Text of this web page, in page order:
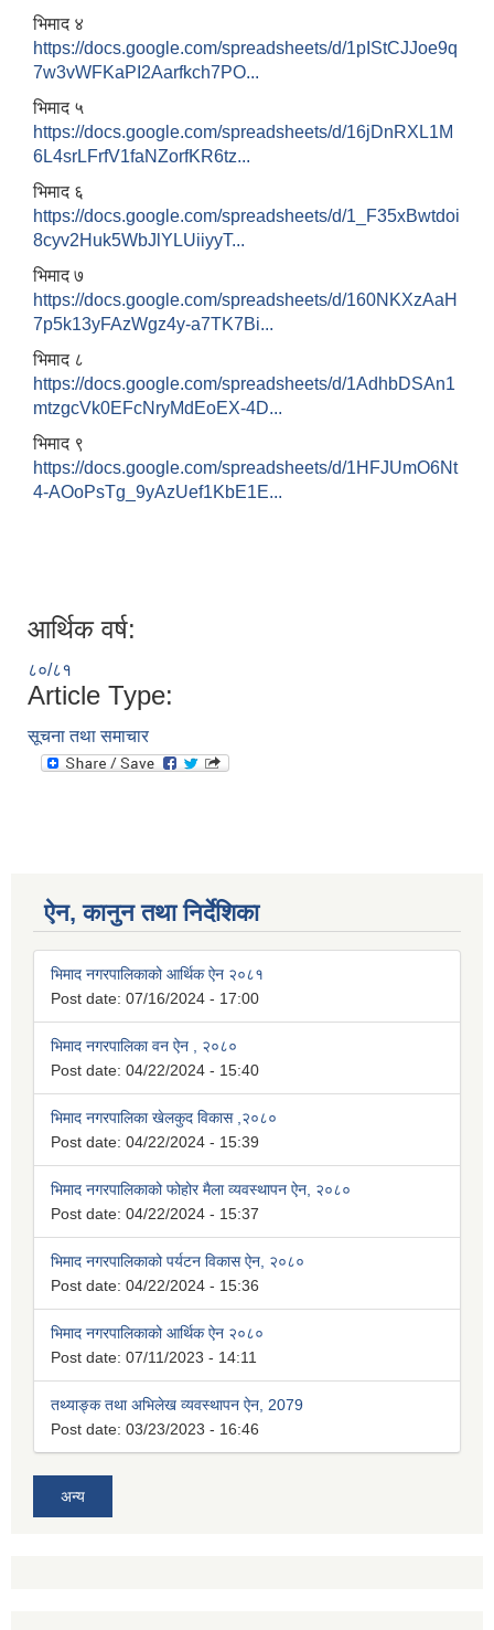
भिमाद ४
https://docs.google.com/spreadsheets/d/1pIStCJJoe9q
7w3vWFKaPI2Aarfkch7PO...
भिमाद ५
https://docs.google.com/spreadsheets/d/16jDnRXL1M
6L4srLFrfV1faNZorfKR6tz...
भिमाद ६
https://docs.google.com/spreadsheets/d/1_F35xBwtdoi
8cyv2Huk5WbJlYLUiiyyT...
भिमाद ७
https://docs.google.com/spreadsheets/d/160NKXzAaH
7p5k13yFAzWgz4y-a7TK7Bi...
भिमाद ८
https://docs.google.com/spreadsheets/d/1AdhbDSAn1
mtzgcVk0EFcNryMdEoEX-4D...
भिमाद ९
https://docs.google.com/spreadsheets/d/1HFJUmO6Nt
4-AOoPsTg_9yAzUef1KbE1E...
आर्थिक वर्ष:
८०/८१
Article Type:
सूचना तथा समाचार
ऐन, कानुन तथा निर्देशिका
भिमाद नगरपालिकाको आर्थिक ऐन २०८१
Post date: 07/16/2024 - 17:00
भिमाद नगरपालिका वन ऐन , २०८०
Post date: 04/22/2024 - 15:40
भिमाद नगरपालिका खेलकुद विकास ,२०८०
Post date: 04/22/2024 - 15:39
भिमाद नगरपालिकाको फोहोर मैला व्यवस्थापन ऐन, २०८०
Post date: 04/22/2024 - 15:37
भिमाद नगरपालिकाको पर्यटन विकास ऐन, २०८०
Post date: 04/22/2024 - 15:36
भिमाद नगरपालिकाको आर्थिक ऐन २०८०
Post date: 07/11/2023 - 14:11
तथ्याङ्क तथा अभिलेख व्यवस्थापन ऐन, 2079
Post date: 03/23/2023 - 16:46
अन्य